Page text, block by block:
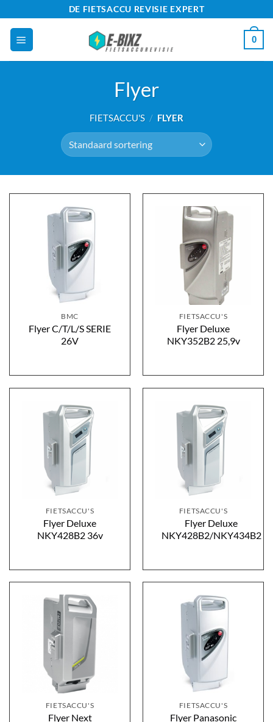
naar
inhoud
DE FIETSACCU REVISIE EXPERT
0
Flyer
FIETSACCU'S / FLYER
BMC
Flyer C/T/L/S SERIE
26V
FIETSACCU'S
Flyer Deluxe
NKY352B2 25,9v
FIETSACCU'S
Flyer Deluxe
NKY428B2 36v
FIETSACCU'S
Flyer Deluxe
NKY428B2/NKY434B2
FIETSACCU'S
Flyer Next
FIETSACCU'S
Flyer Panasonic